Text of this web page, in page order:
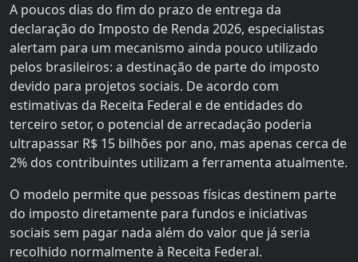
A poucos dias do fim do prazo de entrega da
declaração do Imposto de Renda 2026, especialistas
alertam para um mecanismo ainda pouco utilizado
pelos brasileiros: a destinação de parte do imposto
devido para projetos sociais. De acordo com
estimativas da Receita Federal e de entidades do
terceiro setor, o potencial de arrecadação poderia
ultrapassar R$ 15 bilhões por ano, mas apenas cerca de
2% dos contribuintes utilizam a ferramenta atualmente.
O modelo permite que pessoas físicas destinem parte
do imposto diretamente para fundos e iniciativas
sociais sem pagar nada além do valor que já seria
recolhido normalmente à Receita Federal.